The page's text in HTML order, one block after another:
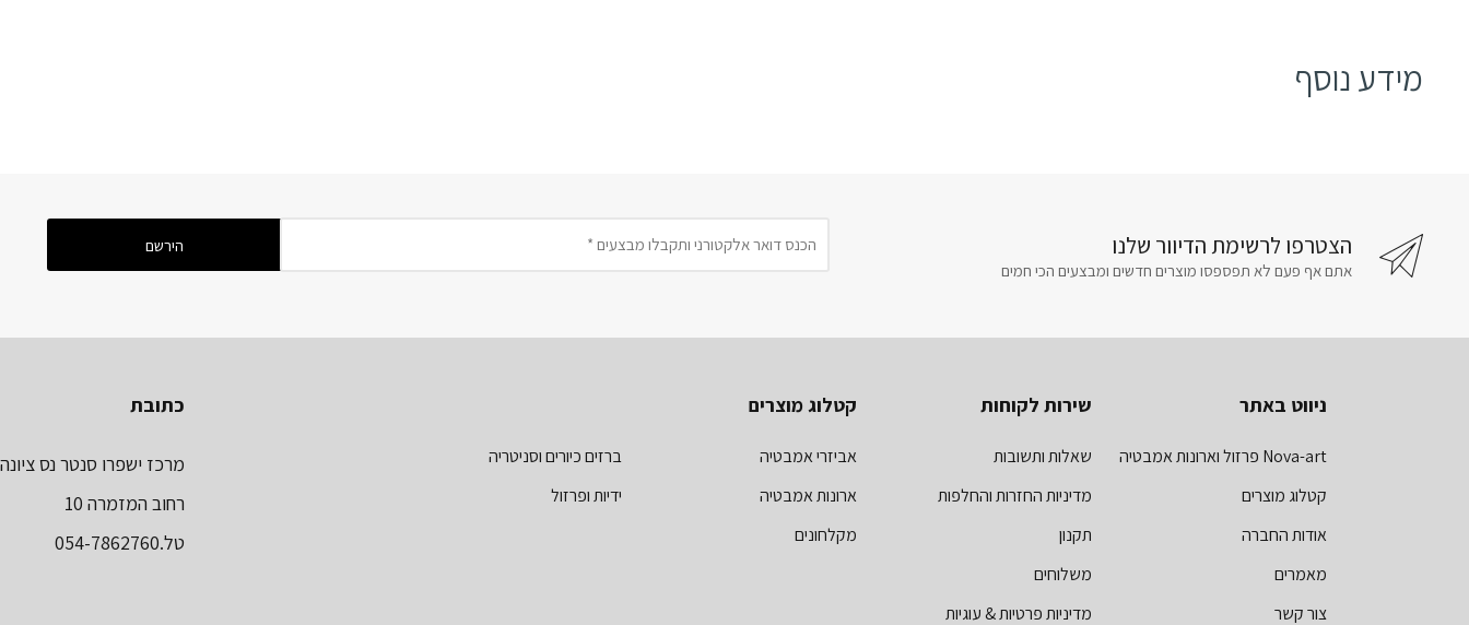
מידע נוסף
הצטרפו לרשימת הדיוור שלנו
אתם אף פעם לא תפספסו מוצרים חדשים ומבצעים הכי חמים
ניווט באתר
Nova-art פרזול וארונות אמבטיה
קטלוג מוצרים
אודות החברה
מאמרים
צור קשר
שירות לקוחות
שאלות ותשובות
מדיניות החזרות והחלפות
תקנון
משלוחים
מדיניות פרטיות & עוגיות
קטלוג מוצרים
אביזרי אמבטיה
ארונות אמבטיה
מקלחונים
ברזים כיורים וסניטריה
ידיות ופרזול
כתובת
מרכז ישפרו סנטר נס ציונה
רחוב המזמרה 10
טל.054-7862760